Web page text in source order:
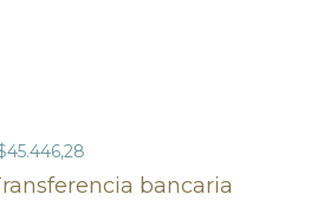
bancaria